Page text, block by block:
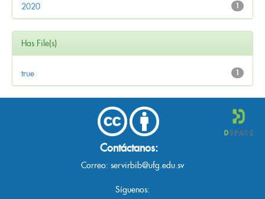
1
2020
Has File(s)
1
true
Contáctanos:
Correo: servirbib@ufg.edu.sv
Síguenos: